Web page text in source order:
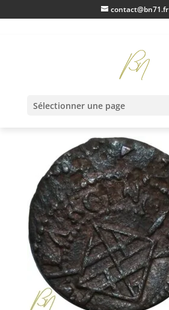
contact@bn71.fr
Sélectionner une page
IMG_0419